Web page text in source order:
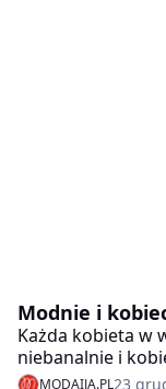
Modnie i
Każda kobieta w
niebanalnie i
codzienne
MODAIJA.PL23